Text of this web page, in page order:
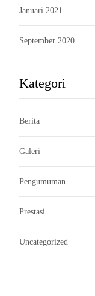
Januari 2021
September 2020
Kategori
Berita
Galeri
Pengumuman
Prestasi
Uncategorized